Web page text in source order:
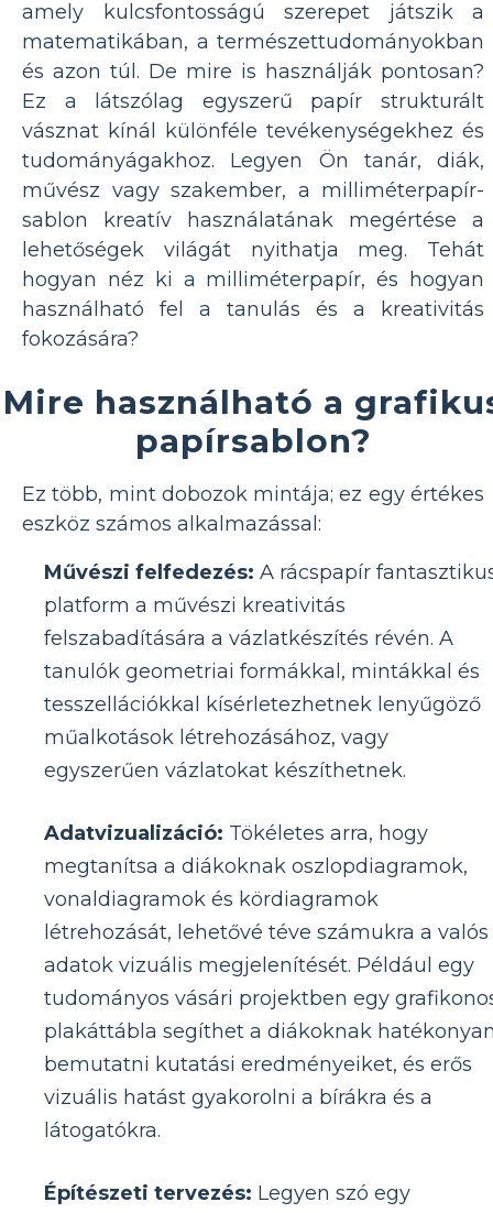
amely kulcsfontosságú szerepet játszik a
matematikában, a természettudományokban
és azon túl. De mire is használják pontosan?
Ez a látszólag egyszerű papír strukturált
vásznat kínál különféle tevékenységekhez és
tudományágakhoz. Legyen Ön tanár, diák,
művész vagy szakember, a milliméterpapír-
sablon kreatív használatának megértése a
lehetőségek világát nyithatja meg. Tehát
hogyan néz ki a milliméterpapír, és hogyan
használható fel a tanulás és a kreativitás
fokozására?
Mire használható a
papírsablon?
Ez több, mint dobozok mintája; ez egy értékes
eszköz számos alkalmazással:
Művészi felfedezés: A rácspapír
platform a művészi kreativitás
felszabadítására a vázlatkészítés révén. A
tanulók geometriai formákkal, mintákkal és
tesszellációkkal kísérletezhetnek lenyűgöző
műalkotások létrehozásához, vagy
egyszerűen vázlatokat készíthetnek.
Adatvizualizáció: Tökéletes arra, hogy
megtanítsa a diákoknak oszlopdiagramok,
vonaldiagramok és kördiagramok
létrehozását, lehetővé téve számukra a valós
adatok vizuális megjelenítését. Például egy
tudományos vásári projektben egy
plakáttábla segíthet a diákoknak
bemutatni kutatási eredményeiket, és erős
vizuális hatást gyakorolni a bírákra és a
látogatókra.
Építészeti tervezés: Legyen szó egy